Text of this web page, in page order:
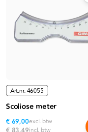
Art.nr.46055
Scoliose meter
€ 69,00excl. btw